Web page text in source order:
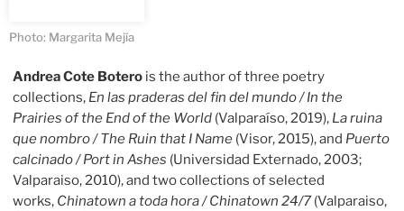
Photo: Margarita Mejía
Andrea Cote Botero is the author of three poetry
collections, En las praderas del fin del mundo / In the
Prairies of the End of the World (Valparaíso, 2019), La ruina
que nombro / The Ruin that I Name (Visor, 2015), and Puerto
calcinado / Port in Ashes (Universidad Externado, 2003;
Valparaiso, 2010), and two collections of selected
works, Chinatown a toda hora / Chinatown 24/7(Valparaiso,